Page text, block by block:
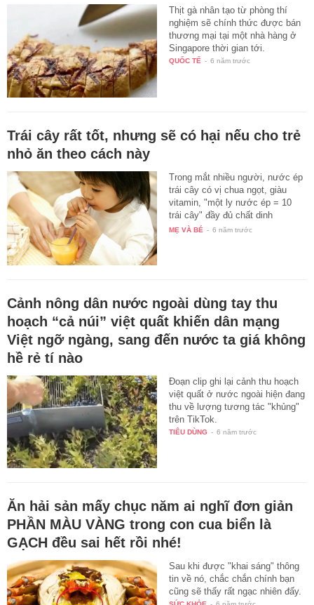
Thịt gà nhân tạo từ phòng thí
nghiệm sẽ chính thức được bán
thương mại tại một nhà hàng ở
Singapore thời gian tới.
QUỐC TẾ - 6 năm trước
Trái cây rất tốt, nhưng sẽ có hại nếu cho trẻ
nhỏ ăn theo cách này
Trong mắt nhiều người, nước ép
trái cây có vị chua ngọt, giàu
vitamin, "một ly nước ép = 10
trái cây" đầy đủ chất dinh
dưỡng…
MẸ VÀ BÉ - 6 năm trước
Cảnh nông dân nước ngoài dùng tay thu
hoạch “cả núi” việt quất khiến dân mạng
Việt ngỡ ngàng, sang đến nước ta giá không
hề rẻ tí nào
Đoạn clip ghi lại cảnh thu hoạch
việt quất ở nước ngoài hiện đang
thu về lượng tương tác "khủng"
trên TikTok.
TIÊU DÙNG - 6 năm trước
Ăn hải sản mấy chục năm ai nghĩ đơn giản
PHẦN MÀU VÀNG trong con cua biển là
GẠCH đều sai hết rồi nhé!
Sau khi được "khai sáng" thông
tin về nó, chắc chắn chính bạn
cũng sẽ thấy rất ngạc nhiên đấy.